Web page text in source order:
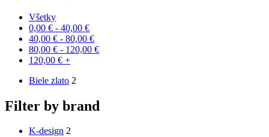
Všetky
0,00 € - 40,00 €
40,00 € - 80,00 €
80,00 € - 120,00 €
120,00 € +
Biele zlato 2
Filter by brand
K-design 2